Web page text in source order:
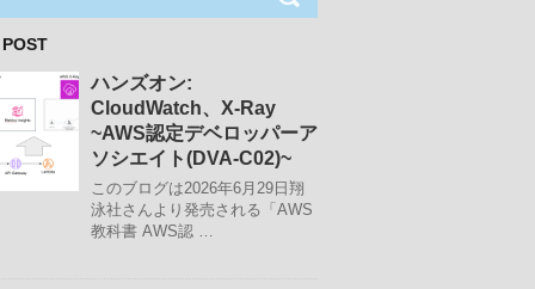
ハンズオン:
CloudWatch、X-Ray
~AWS認定デベロッパーア
ソシエイト(DVA-C02)~
このブログは2026年6月29日翔
泳社さんより発売される「AWS
教科書 AWS認 …